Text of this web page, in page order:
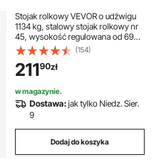
Stojak rolkowy VEVOR o udźwigu
1134 kg, stalowy stojak rolkowy nr
45, wysokość regulowana od 690
do 1320, składany stojak,
podnośnik, stojak roboczy, stojak
montażowy do piły stołowej,
strugarki, szlifierki
(154)
21190zł
w magazynie.
Dostawa:jak tylko Niedz. Sier.
9
Dodaj do koszyka